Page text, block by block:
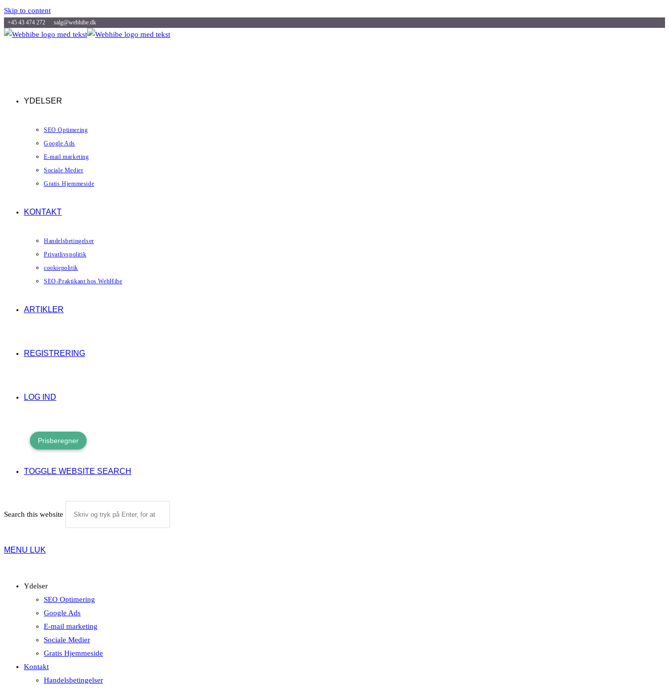
Skip to content
+45 43 474 272 salg@webhibe.dk
YDELSER
SEO Optimering
Google Ads
E-mail marketing
Sociale Medier
Gratis Hjemmeside
KONTAKT
Handelsbetingelser
Privatlivspolitik
cookiepolitik
SEO-Praktikant hos WebHibe
ARTIKLER
REGISTRERING
LOG IND
Prisberegner
TOGGLE WEBSITE SEARCH
Search this website
MENU LUK
Ydelser
SEO Optimering
Google Ads
E-mail marketing
Sociale Medier
Gratis Hjemmeside
Kontakt
Handelsbetingelser